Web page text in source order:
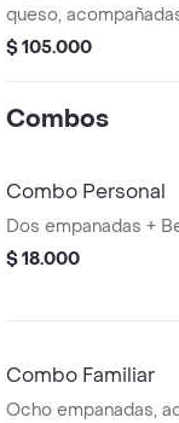
queso,
pico de gallo.
$ 105.000
Combos
Combo Personal
Dos empanadas +
$ 18.000
Combo Familiar
Ocho empanadas,